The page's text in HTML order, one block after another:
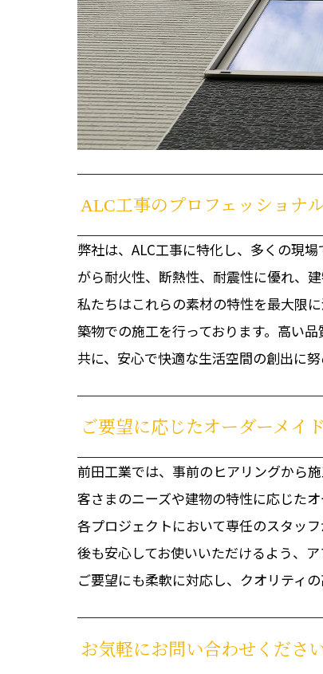
ALC工事のプロフェッショナ
弊社は、ALC工事に特化し、多くの現
がら耐火性、断熱性、耐震性に優れ、
私たちはこれらの素材の特性を最大限
築物での施工を行っております。高い
共に、安心で快適な生活空間の創出に努
ご要望に応じたオーダーメイ
前田工業では、事前のヒアリングから
客さまのニーズや建物の特性に応じた
各プロジェクトにおいて専任のスタッ
後も安心してお使いいただけるよう、
ご要望にも柔軟に対応し、クオリティ
お気軽にお問い合わせくださ